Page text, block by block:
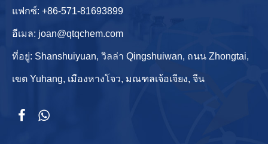
แฟกซ์: +86-571-81693899
อีเมล: joan@qtqchem.com
ที่อยู่: Shanshuiyuan, วิลล่า Qingshuiwan, ถนน Zhongtai,
เขต Yuhang, เมืองหางโจว, มณฑลเจ้อเจียง, จีน